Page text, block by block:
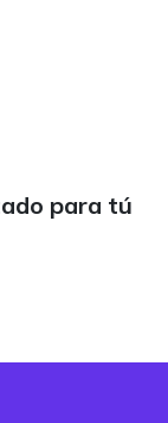
para tú